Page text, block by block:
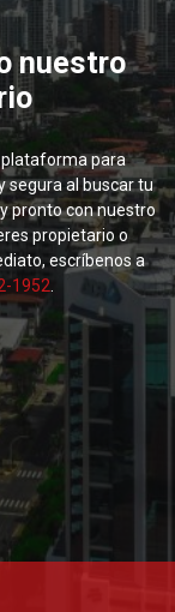
nuestro
para
segura al buscar tu
pronto con nuestro
propietario o
escríbenos a
1952